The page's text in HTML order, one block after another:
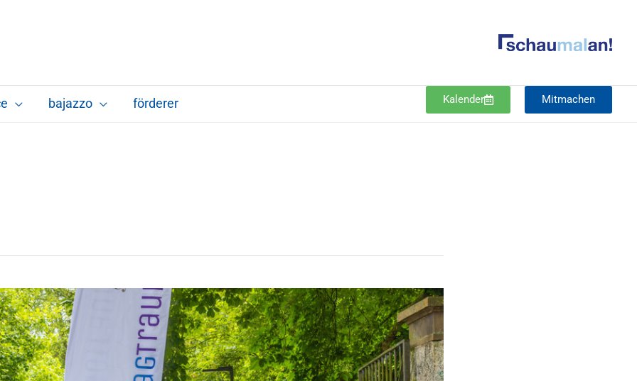
bajazzo förderer Kalender Mitmachen